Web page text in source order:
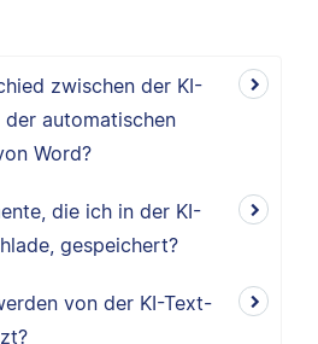
zwischen der KI-
automatischen
Word?
die ich in der KI-
gespeichert?
von der KI-Text-